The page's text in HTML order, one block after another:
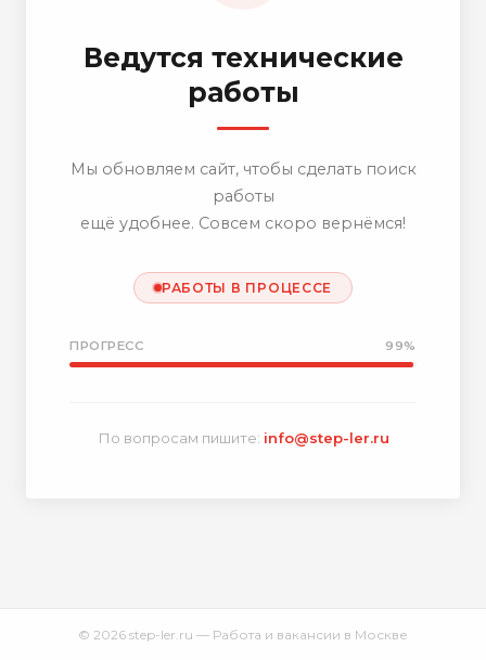
Ведутся технические
работы
Мы обновляем сайт, чтобы сделать поиск
работы
ещё удобнее. Совсем скоро вернёмся!
РАБОТЫ В ПРОЦЕССЕ
ПРОГРЕСС 99%
По вопросам пишите: info@step-ler.ru
© 2026 step-ler.ru — Работа и вакансии в Москве